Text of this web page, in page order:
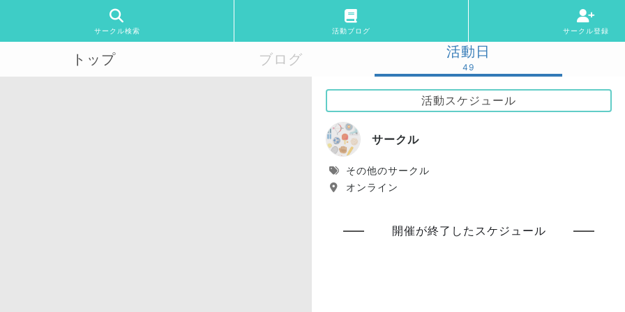
サークル検索 活動ブログ サークル登録
トップ ブログ 活動日
49
活動スケジュール
サークル
その他のサークル
オンライン
開催が終了したスケジュール